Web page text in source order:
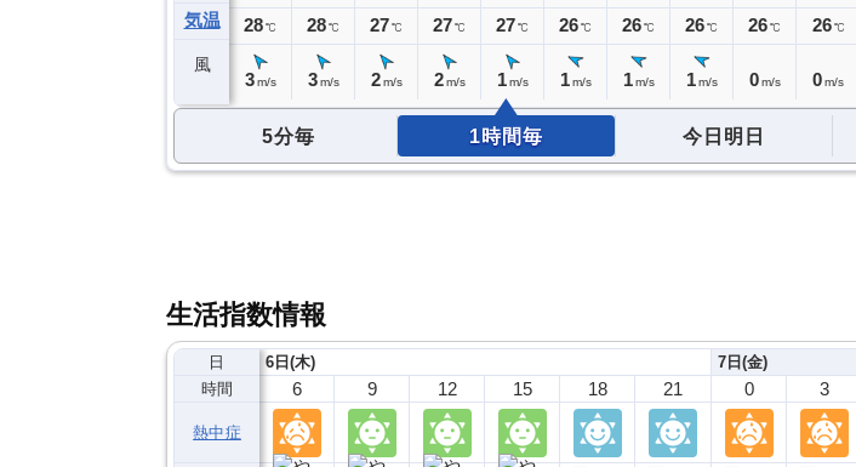
気温
風
28℃ 28℃
3 m/s
28℃
3 m/s
27℃
2 m/s
27℃
2 m/s
27℃
1 m/s
26℃
1 m/s
26℃
1 m/s
26℃
1 m/s
26℃
0 m/s
26 ℃
0m/s
5分毎 1時間毎 今日明日
生活指数情報
日
時間
熱中症
6日(木)
6 9 12 15 18 21
7日(金)
0 3